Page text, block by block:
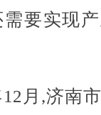
要实现
月,济南市